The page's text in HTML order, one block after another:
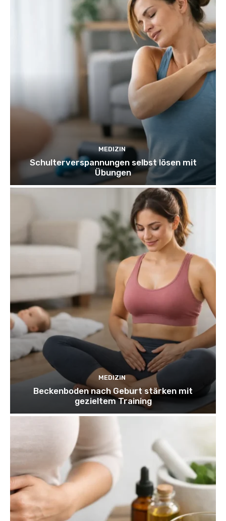
MEDIZIN
Schulterverspannungen selbst lösen mit
Übungen
MEDIZIN
Beckenboden nach Geburt stärken mit
gezieltem Training